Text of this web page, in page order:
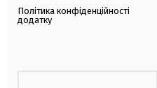
Політика конфіденційності
додатку